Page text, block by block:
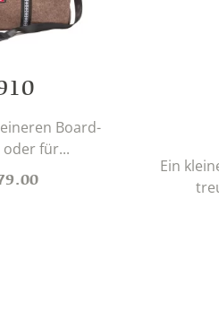
Board-
oder für...
Ein